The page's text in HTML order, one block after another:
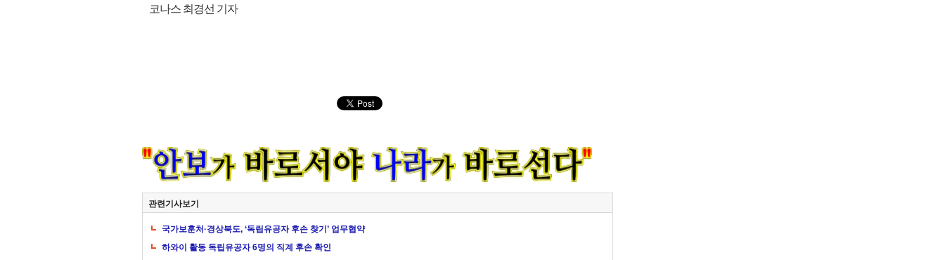
코나스 최경선 기자
관련기사보기
국가보훈처·경상북도, ‘독립유공자 후손 찾기’ 업무협약
하와이 활동 독립유공자 6명의 직계 후손 확인